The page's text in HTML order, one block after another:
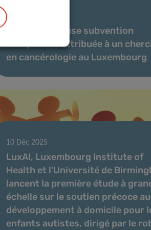
20 Jan 2026
Une prestigieuse subvention
européenne attribuée à un
en cancérologie au Luxembourg
10 Déc 2025
LuxAI, Luxembourg Institute of
Health et l’Université de
lancent la première étude à
échelle sur le soutien précoce au
développement à domicile pour
enfants autistes, dirigé par le